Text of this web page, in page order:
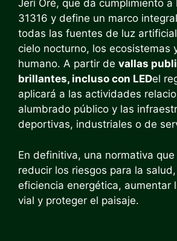
Jerí Oré, que da cumplimiento a
31316 y define un marco
todas las fuentes de luz
cielo nocturno, los ecosistemas
humano. A partir de vallas
brillantes, incluso con LEDel
aplicará a las actividades
alumbrado público y las
deportivas, industriales o de
En definitiva, una normativa
reducir los riesgos para la
eficiencia energética, aumentar
vial y proteger el paisaje.